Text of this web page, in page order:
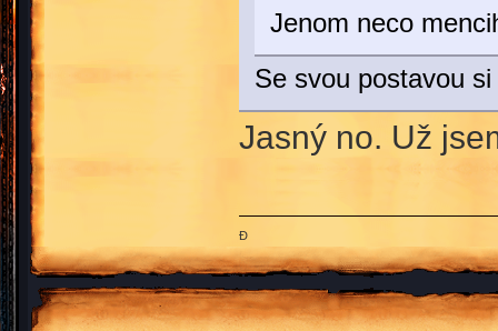
Jenom neco
Se svou postavou
Jasný no. Už
Đ